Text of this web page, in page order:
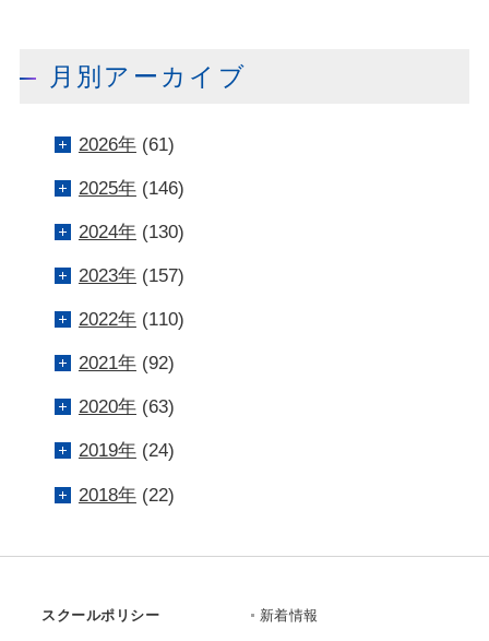
月別アーカイブ
2026年(61)
2025年(146)
2024年(130)
2023年(157)
2022年(110)
2021年(92)
2020年(63)
2019年(24)
2018年(22)
スクールポリシー 新着情報